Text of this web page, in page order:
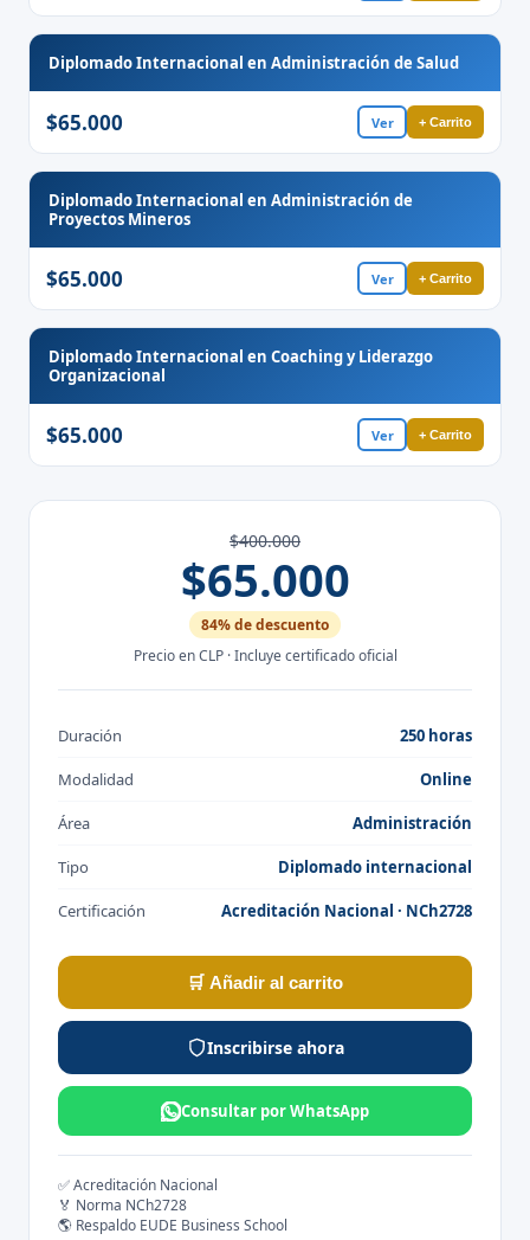
Diplomado Internacional en Administración de Salud
$65.000 Ver + Carrito
Diplomado Internacional en Administración de
Proyectos Mineros
$65.000 Ver + Carrito
Diplomado Internacional en Coaching y Liderazgo
Organizacional
$65.000 Ver + Carrito
$400.000
$65.000
84% de descuento
Precio en CLP · Incluye certificado oficial
Duración 250 horas
Modalidad Online
Área Administración
Tipo Diplomado internacional
Certificación Acreditación Nacional · NCh2728
🛒 Añadir al carrito
Inscribirse ahora
Consultar por WhatsApp
✅ Acreditación Nacional
🏅 Norma NCh2728
🌎 Respaldo EUDE Business School